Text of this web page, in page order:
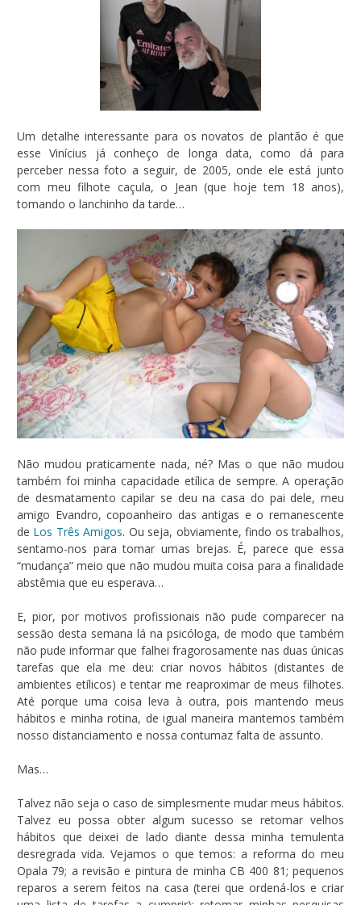
Um detalhe interessante para os novatos de plantão é que
esse Vinícius já conheço de longa data, como dá para
perceber nessa foto a seguir, de 2005, onde ele está junto
com meu filhote caçula, o Jean (que hoje tem 18 anos),
tomando o lanchinho da tarde…
Não mudou praticamente nada, né? Mas o que não mudou
também foi minha capacidade etílica de sempre. A operação
de desmatamento capilar se deu na casa do pai dele, meu
amigo Evandro, copoanheiro das antigas e o remanescente
de Los Três Amigos. Ou seja, obviamente, findo os trabalhos,
sentamo-nos para tomar umas brejas. É, parece que essa
“mudança” meio que não mudou muita coisa para a finalidade
abstêmia que eu esperava…
E, pior, por motivos profissionais não pude comparecer na
sessão desta semana lá na psicóloga, de modo que também
não pude informar que falhei fragorosamente nas duas únicas
tarefas que ela me deu: criar novos hábitos (distantes de
ambientes etílicos) e tentar me reaproximar de meus filhotes.
Até porque uma coisa leva à outra, pois mantendo meus
hábitos e minha rotina, de igual maneira mantemos também
nosso distanciamento e nossa contumaz falta de assunto.
Mas…
Talvez não seja o caso de simplesmente mudar meus hábitos.
Talvez eu possa obter algum sucesso se retomar velhos
hábitos que deixei de lado diante dessa minha temulenta
desregrada vida. Vejamos o que temos: a reforma do meu
Opala 79; a revisão e pintura de minha CB 400 81; pequenos
reparos a serem feitos na casa (terei que ordená-los e criar